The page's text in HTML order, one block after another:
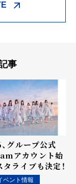
事
グループ公式
アカウント始
タライブも決定！
ベント情報